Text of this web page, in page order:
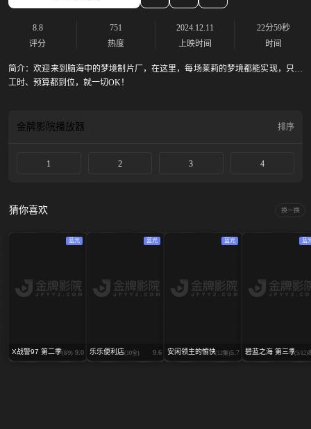
8.8
评分
751
热度
2024.12.11
上映时间
22分59秒
时间
简介：欢迎来到脑海中的梦境制片厂，在这里，每场莱莉的梦境都能实现，只要
工时、预算都到位，就一切OK！
金牌影院播放器 排序
1 2 3 4
猜你喜欢 换一换
蓝光
X战警97 第二季(8/9) 9.0
蓝光
乐乐便利店(10全) 9.6
蓝光
安闲领主的愉快领地防卫
(12集)5.7
蓝
碧蓝之海 第三季(5/12)